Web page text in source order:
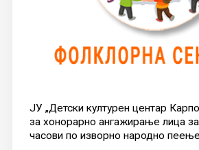
ЈУ „Детски културен центар
за хонорарно ангажирање лица
часови по изворно народно пеење.